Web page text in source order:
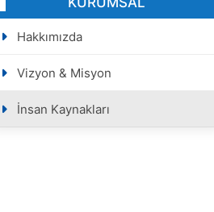
Hakkımızda
Vizyon & Misyon
İnsan Kaynakları